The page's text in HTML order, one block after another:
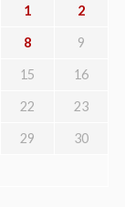
1 2
8 9
15 16
22 23
29 30